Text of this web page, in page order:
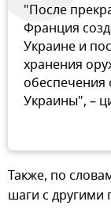
"После
Франция
Украине и
хранения
Украины", –
Также, по
шаги с другими